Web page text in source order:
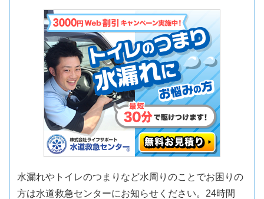
水漏れやトイレのつまりなど水周りのことでお困りの
方は水道救急センターにお知らせください。24時間